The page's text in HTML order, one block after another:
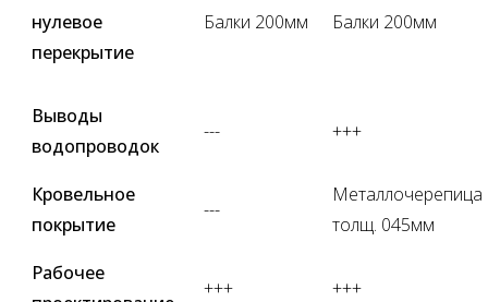
нулевое
перекрытие
Балки 200мм Балки 200мм
Выводы
водопроводок
--- +++
Кровельное
покрытие
---
Металлочерепица
толщ. 045мм
Рабочее
+++ +++